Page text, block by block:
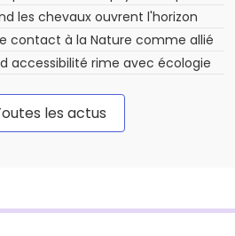
les chevaux ouvrent l'horizon
contact à la Nature comme allié
accessibilité rime avec écologie
les actus